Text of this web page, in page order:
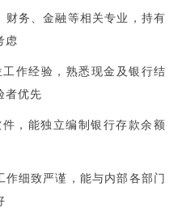
务、金融等相关专业，持有
虑
作经验，熟悉现金及银行结
者优先
，能独立编制银行存款余额
细致严谨，能与内部各部门